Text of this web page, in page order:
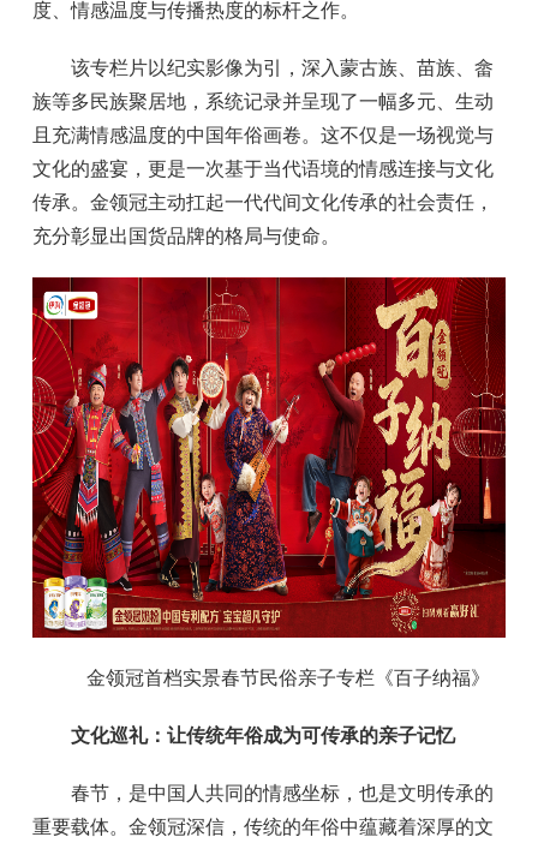
度、情感温度与传播热度的标杆之作。
该专栏片以纪实影像为引，深入蒙古族、苗族、畲
族等多民族聚居地，系统记录并呈现了一幅多元、生动
且充满情感温度的中国年俗画卷。这不仅是一场视觉与
文化的盛宴，更是一次基于当代语境的情感连接与文化
传承。金领冠主动扛起一代代间文化传承的社会责任，
充分彰显出国货品牌的格局与使命。
金领冠首档实景春节民俗亲子专栏《百子纳福》
文化巡礼：让传统年俗成为可传承的亲子记忆
春节，是中国人共同的情感坐标，也是文明传承的
重要载体。金领冠深信，传统的年俗中蕴藏着深厚的文